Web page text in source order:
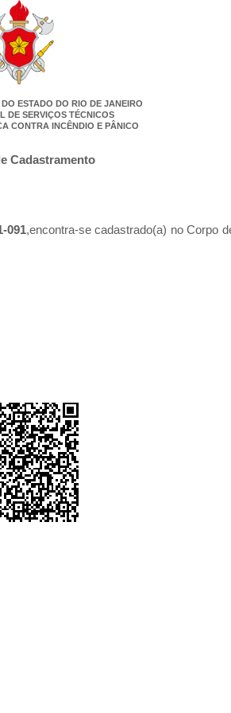
ESTADO DO RIO DE JANEIRO
DE SERVIÇOS TÉCNICOS
CONTRA INCÊNDIO E PÂNICO
Cadastramento
091,encontra-se cadastrado(a) no Corpo